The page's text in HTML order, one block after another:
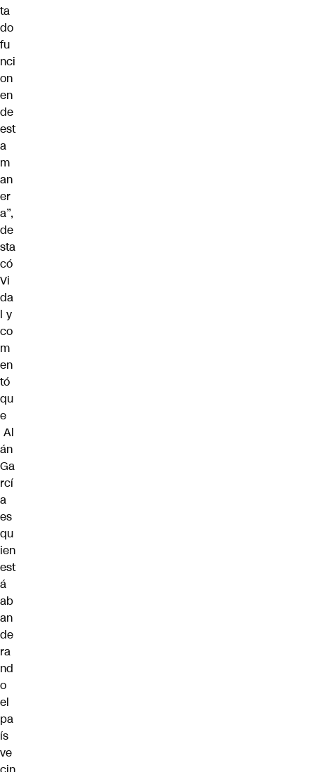
ta
do
fu
nci
on
en
de
est
a
m
an
er
a”,
de
sta
có
Vi
da
l y
co
m
en
tó
qu
e
Al
án
Ga
rcí
a
es
qu
ien
est
á
ab
an
de
ra
nd
o
el
pa
ís
ve